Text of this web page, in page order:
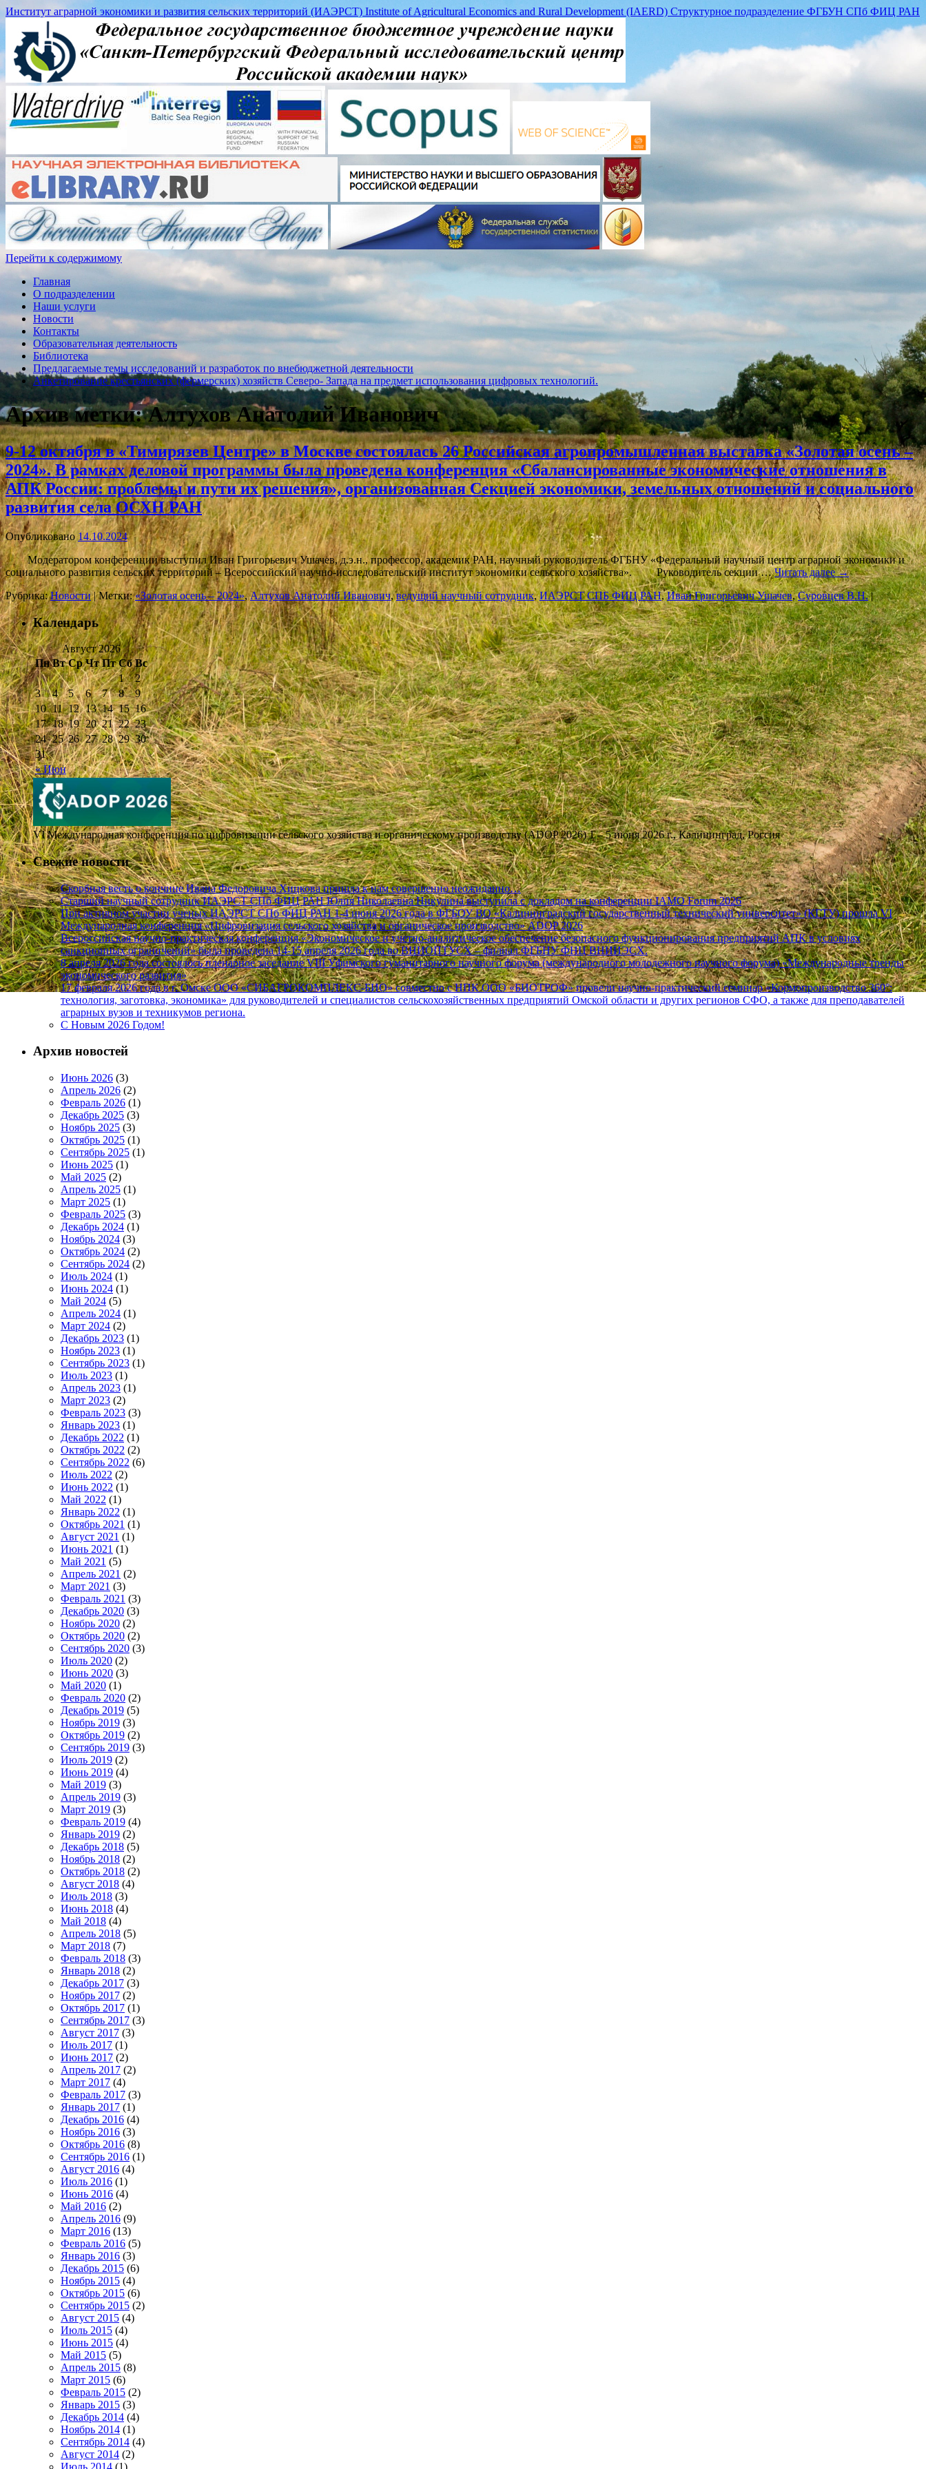
Институт аграрной экономики и развития сельских территорий (ИАЭРСТ) Institute of Agricultural Economics and Rural Development (IAERD) Структурное подразделение ФГБУН СПб ФИЦ РАН
Перейти к содержимому
Главная
О подразделении
Наши услуги
Новости
Контакты
Образовательная деятельность
Библиотека
Предлагаемые темы исследований и разработок по внебюджетной деятельности
Анкетирование крестьянских (фермерских) хозяйств Северо- Запада на предмет использования цифровых технологий.
Архив метки:Алтухов Анатолий Иванович
9-12 октября в «Тимирязев Центре» в Москве состоялась 26 Российская агропромышленная выставка «Золотая осень –
2024». В рамках деловой программы была проведена конференция «Сбалансированные экономические отношения в
АПК России: проблемы и пути их решения», организованная Секцией экономики, земельных отношений и социального
развития села ОСХН РАН
Опубликовано14.10.2024
Модератором конференции выступил Иван Григорьевич Ушачев, д.э.н., профессор, академик РАН, научный руководитель ФГБНУ «Федеральный научный центр аграрной экономики и
социального развития сельских территорий – Всероссийский научно-исследовательский институт экономики сельского хозяйства». Руководитель секции …Читать далее→
Рубрика: Новости | Метки: «Золотая осень – 2024»,Алтухов Анатолий Иванович,ведущий научный сотрудник,ИАЭРСТ СПБ ФИЦ РАН,Иван Григорьевич Ушачев,Суровцев В.Н. |
Календарь
Август 2026
Пн Вт Ср Чт Пт Сб Вс
« Июн
1
2
3
4 5 6 7 8
9
10 11 12 13 14 15 16
17 18 19 20 21 22 23
24 25 26 27 28 29 30
31
VI Международная конференция по цифровизации сельского хозяйства и органическому производству (ADOP 2026) 1 – 5 июня 2026 г., Калининград, Россия
Свежие новости
Скорбная весть о кончине Ивана Федоровича Хицкова пришла к нам совершенно неожиданно…
Старший научный сотрудник ИАЭРСТ СПб ФИЦ РАН Юлия Николаевна Никулина выступила с докладом на конференции IAMO Forum 2026
При активном участии ученых ИАЭРСТ СПб ФИЦ РАН 1-4 июня 2026 года в ФГБОУ ВО «Калининградский государственный технический университет» (КГТУ) прошла VI
Международная конференция «Цифровизация сельского хозяйства и органическое производство» ADOP 2026
Всероссийская научно-практическая конференция «Экономическое и учетно-аналитическое обеспечение безопасного функционирования предприятий АПК в условиях
санкционных ограничений» была проведена 14-15 апреля 2026 года во ВНИОПТУСХ – филиал ФГБНУ ФНЦ ВНИИЭСХ.
8 апреля 2026 года состоялось пленарное заседание VIII Уфимского гуманитарного научного форума (международного молодежного научного форума) «Международные тренды
экономического развития»
17 февраля 2026 года в г. Омске ООО «СИБАГРОКОМПЛЕКС-БИО» совместно с НПК ООО «БИОТРОФ» провели научно-практический семинар «Кормопроизводство 360°:
технология, заготовка, экономика» для руководителей и специалистов сельскохозяйственных предприятий Омской области и других регионов СФО, а также для преподавателей
аграрных вузов и техникумов региона.
C Новым 2026 Годом!
Архив новостей
Июнь 2026 (3)
Апрель 2026 (2)
Февраль 2026 (1)
Декабрь 2025 (3)
Ноябрь 2025 (3)
Октябрь 2025 (1)
Сентябрь 2025 (1)
Июнь 2025 (1)
Май 2025 (2)
Апрель 2025 (1)
Март 2025 (1)
Февраль 2025 (3)
Декабрь 2024 (1)
Ноябрь 2024 (3)
Октябрь 2024 (2)
Сентябрь 2024 (2)
Июль 2024 (1)
Июнь 2024 (1)
Май 2024 (5)
Апрель 2024 (1)
Март 2024 (2)
Декабрь 2023 (1)
Ноябрь 2023 (1)
Сентябрь 2023 (1)
Июль 2023 (1)
Апрель 2023 (1)
Март 2023 (2)
Февраль 2023 (3)
Январь 2023 (1)
Декабрь 2022 (1)
Октябрь 2022 (2)
Сентябрь 2022 (6)
Июль 2022 (2)
Июнь 2022 (1)
Май 2022 (1)
Январь 2022 (1)
Октябрь 2021 (1)
Август 2021 (1)
Июнь 2021 (1)
Май 2021 (5)
Апрель 2021 (2)
Март 2021 (3)
Февраль 2021 (3)
Декабрь 2020 (3)
Ноябрь 2020 (2)
Октябрь 2020 (2)
Сентябрь 2020 (3)
Июль 2020 (2)
Июнь 2020 (3)
Май 2020 (1)
Февраль 2020 (2)
Декабрь 2019 (5)
Ноябрь 2019 (3)
Октябрь 2019 (2)
Сентябрь 2019 (3)
Июль 2019 (2)
Июнь 2019 (4)
Май 2019 (3)
Апрель 2019 (3)
Март 2019 (3)
Февраль 2019 (4)
Январь 2019 (2)
Декабрь 2018 (5)
Ноябрь 2018 (2)
Октябрь 2018 (2)
Август 2018 (4)
Июль 2018 (3)
Июнь 2018 (4)
Май 2018 (4)
Апрель 2018 (5)
Март 2018 (7)
Февраль 2018 (3)
Январь 2018 (2)
Декабрь 2017 (3)
Ноябрь 2017 (2)
Октябрь 2017 (1)
Сентябрь 2017 (3)
Август 2017 (3)
Июль 2017 (1)
Июнь 2017 (2)
Апрель 2017 (2)
Март 2017 (4)
Февраль 2017 (3)
Январь 2017 (1)
Декабрь 2016 (4)
Ноябрь 2016 (3)
Октябрь 2016 (8)
Сентябрь 2016 (1)
Август 2016 (4)
Июль 2016 (1)
Июнь 2016 (4)
Май 2016 (2)
Апрель 2016 (9)
Март 2016 (13)
Февраль 2016 (5)
Январь 2016 (3)
Декабрь 2015 (6)
Ноябрь 2015 (4)
Октябрь 2015 (6)
Сентябрь 2015 (2)
Август 2015 (4)
Июль 2015 (4)
Июнь 2015 (4)
Май 2015 (5)
Апрель 2015 (8)
Март 2015 (6)
Февраль 2015 (2)
Январь 2015 (3)
Декабрь 2014 (4)
Ноябрь 2014 (1)
Сентябрь 2014 (4)
Август 2014 (2)
Июль 2014 (1)